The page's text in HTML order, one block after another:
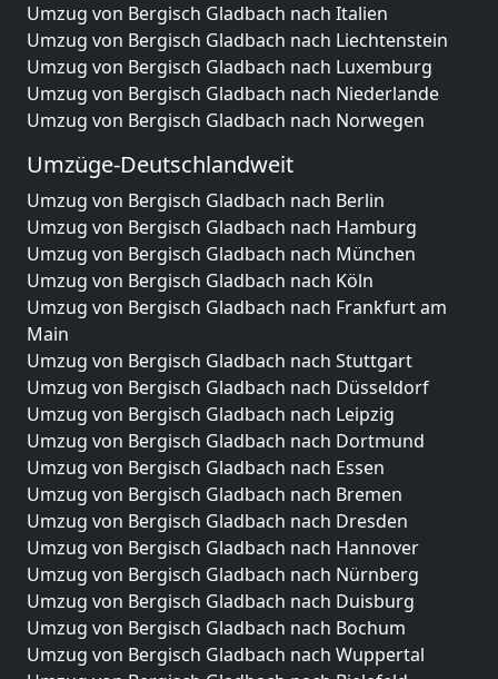
Umzug von Bergisch Gladbach nach Italien
Umzug von Bergisch Gladbach nach Liechtenstein
Umzug von Bergisch Gladbach nach Luxemburg
Umzug von Bergisch Gladbach nach Niederlande
Umzug von Bergisch Gladbach nach Norwegen
Umzüge-Deutschlandweit
Umzug von Bergisch Gladbach nach Berlin
Umzug von Bergisch Gladbach nach Hamburg
Umzug von Bergisch Gladbach nach München
Umzug von Bergisch Gladbach nach Köln
Umzug von Bergisch Gladbach nach Frankfurt am
Main
Umzug von Bergisch Gladbach nach Stuttgart
Umzug von Bergisch Gladbach nach Düsseldorf
Umzug von Bergisch Gladbach nach Leipzig
Umzug von Bergisch Gladbach nach Dortmund
Umzug von Bergisch Gladbach nach Essen
Umzug von Bergisch Gladbach nach Bremen
Umzug von Bergisch Gladbach nach Dresden
Umzug von Bergisch Gladbach nach Hannover
Umzug von Bergisch Gladbach nach Nürnberg
Umzug von Bergisch Gladbach nach Duisburg
Umzug von Bergisch Gladbach nach Bochum
Umzug von Bergisch Gladbach nach Wuppertal